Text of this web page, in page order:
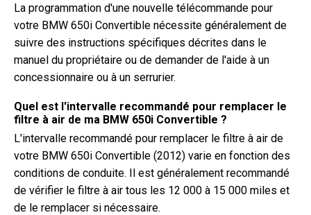
La programmation d'une nouvelle télécommande pour
votre BMW 650i Convertible nécessite généralement de
suivre des instructions spécifiques décrites dans le
manuel du propriétaire ou de demander de l'aide à un
concessionnaire ou à un serrurier.
Quel est l'intervalle recommandé pour remplacer le
filtre à air de ma BMW 650i Convertible ?
L'intervalle recommandé pour remplacer le filtre à air de
votre BMW 650i Convertible (2012) varie en fonction des
conditions de conduite. Il est généralement recommandé
de vérifier le filtre à air tous les 12 000 à 15 000 miles et
de le remplacer si nécessaire.